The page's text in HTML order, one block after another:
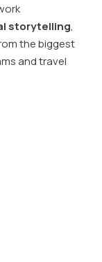
storytelling,
the biggest
and travel